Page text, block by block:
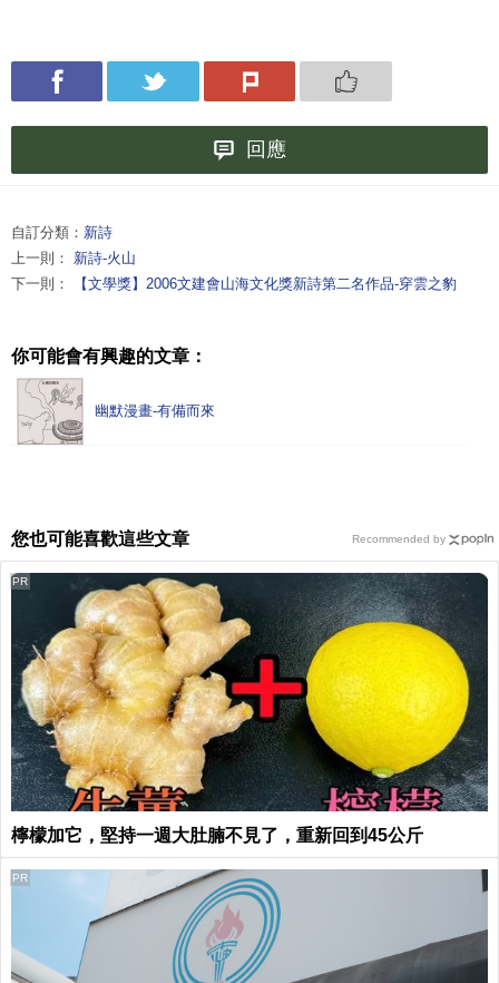
回應
自訂分類： 新詩
上一則： 新詩-火山
下一則：
【文學獎】2006文建會山海文化獎新詩第二名作品-穿雲之豹
你可能會有興趣的文章：
幽默漫畫-有備而來
您也可能喜歡這些文章
檸檬加它，堅持一週大肚腩不見了，重新回到45公斤
PR
PR
Recommended by